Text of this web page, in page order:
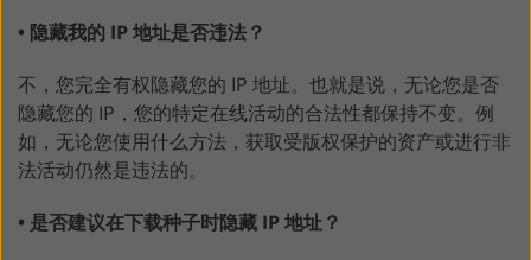
• 隐藏我的 IP 地址是否违法？
不，您完全有权隐藏您的 IP 地址。也就是说，无论您是否
隐藏您的 IP，您的特定在线活动的合法性都保持不变。例
如，无论您使用什么方法，获取受版权保护的资产或进行非
法活动仍然是违法的。
• 是否建议在下载种子时隐藏 IP 地址？